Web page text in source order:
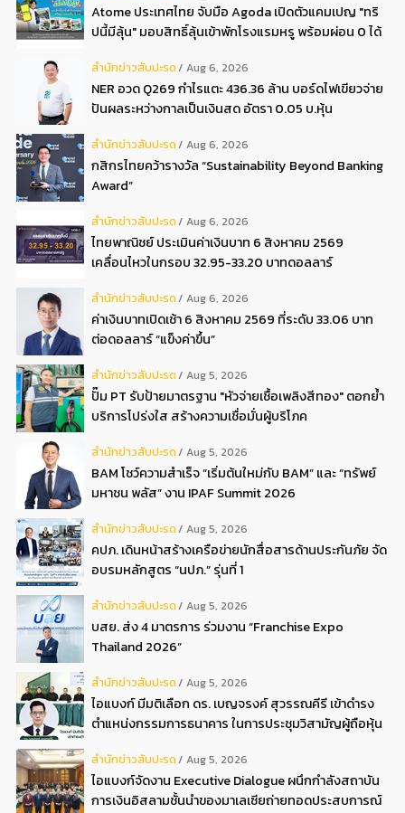
Atome ประเทศไทย จับมือ Agoda เปิดตัวแคมเปญ "ทริ
ปนี้มีลุ้น" มอบสิทธิ์ลุ้นเข้าพักโรงแรมหรู พร้อมผ่อน 0 ได้
สํานักข่าวสับปะรด Aug 6, 2026
NER อวด Q269 กำไรแตะ 436.36 ล้าน บอร์ดไฟเขียวจ่าย
ปันผลระหว่างกาลเป็นเงินสด อัตรา 0.05 บ.หุ้น
สํานักข่าวสับปะรด Aug 6, 2026
กสิกรไทยคว้ารางวัล “Sustainability Beyond Banking
Award”
สํานักข่าวสับปะรด Aug 6, 2026
ไทยพาณิชย์ ประเมินค่าเงินบาท 6 สิงหาคม 2569
เคลื่อนไหวในกรอบ 32.95-33.20 บาทดอลลาร์
สํานักข่าวสับปะรด Aug 6, 2026
ค่าเงินบาทเปิดเช้า 6 สิงหาคม 2569 ที่ระดับ 33.06 บาท
ต่อดอลลาร์ “แข็งค่าขึ้น”
สํานักข่าวสับปะรด Aug 5, 2026
ปั๊ม PT รับป้ายมาตรฐาน "หัวจ่ายเชื้อเพลิงสีทอง" ตอกย้ำ
บริการโปร่งใส สร้างความเชื่อมั่นผู้บริโภค
สํานักข่าวสับปะรด Aug 5, 2026
BAM โชว์ความสำเร็จ “เริ่มต้นใหม่กับ BAM” และ “ทรัพย์
มหาชน พลัส” งาน IPAF Summit 2026
สํานักข่าวสับปะรด Aug 5, 2026
คปภ. เดินหน้าสร้างเครือข่ายนักสื่อสารด้านประกันภัย จัด
อบรมหลักสูตร “นปภ.” รุ่นที่ 1
สํานักข่าวสับปะรด Aug 5, 2026
บสย. ส่ง 4 มาตรการ ร่วมงาน “Franchise Expo
Thailand 2026”
สํานักข่าวสับปะรด Aug 5, 2026
ไอแบงก์ มีมติเลือก ดร. เบญจรงค์ สุวรรณคีรี เข้าดำรง
ตำแหน่งกรรมการธนาคาร ในการประชุมวิสามัญผู้ถือหุ้น
สํานักข่าวสับปะรด Aug 5, 2026
ไอแบงก์จัดงาน Executive Dialogue ผนึกกำลังสถาบัน
การเงินอิสลามชั้นนำของมาเลเซียถ่ายทอดประสบการณ์